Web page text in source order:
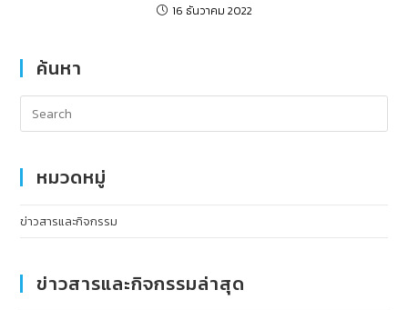
16 ธันวาคม 2022
ค้นหา
หมวดหมู่
ข่าวสารและกิจกรรม
ข่าวสารและกิจกรรมล่าสุด